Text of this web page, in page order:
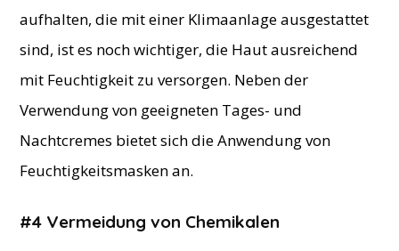
aufhalten, die mit einer Klimaanlage ausgestattet
sind, ist es noch wichtiger, die Haut ausreichend
mit Feuchtigkeit zu versorgen. Neben der
Verwendung von geeigneten Tages- und
Nachtcremes bietet sich die Anwendung von
Feuchtigkeitsmasken an.
#4 Vermeidung von Chemikalen